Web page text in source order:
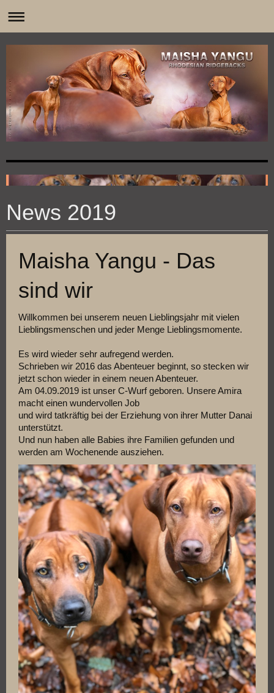
News 2019
Maisha Yangu - Das
sind wir
Willkommen bei unserem neuen Lieblingsjahr mit vielen
Lieblingsmenschen und jeder Menge Lieblingsmomente.
Es wird wieder sehr aufregend werden.
Schrieben wir 2016 das Abenteuer beginnt, so stecken wir
jetzt schon wieder in einem neuen Abenteuer.
Am 04.09.2019 ist unser C-Wurf geboren. Unsere Amira
macht einen wundervollen Job
und wird tatkräftig bei der Erziehung von ihrer Mutter Danai
unterstützt.
Und nun haben alle Babies ihre Familien gefunden und
werden am Wochenende ausziehen.